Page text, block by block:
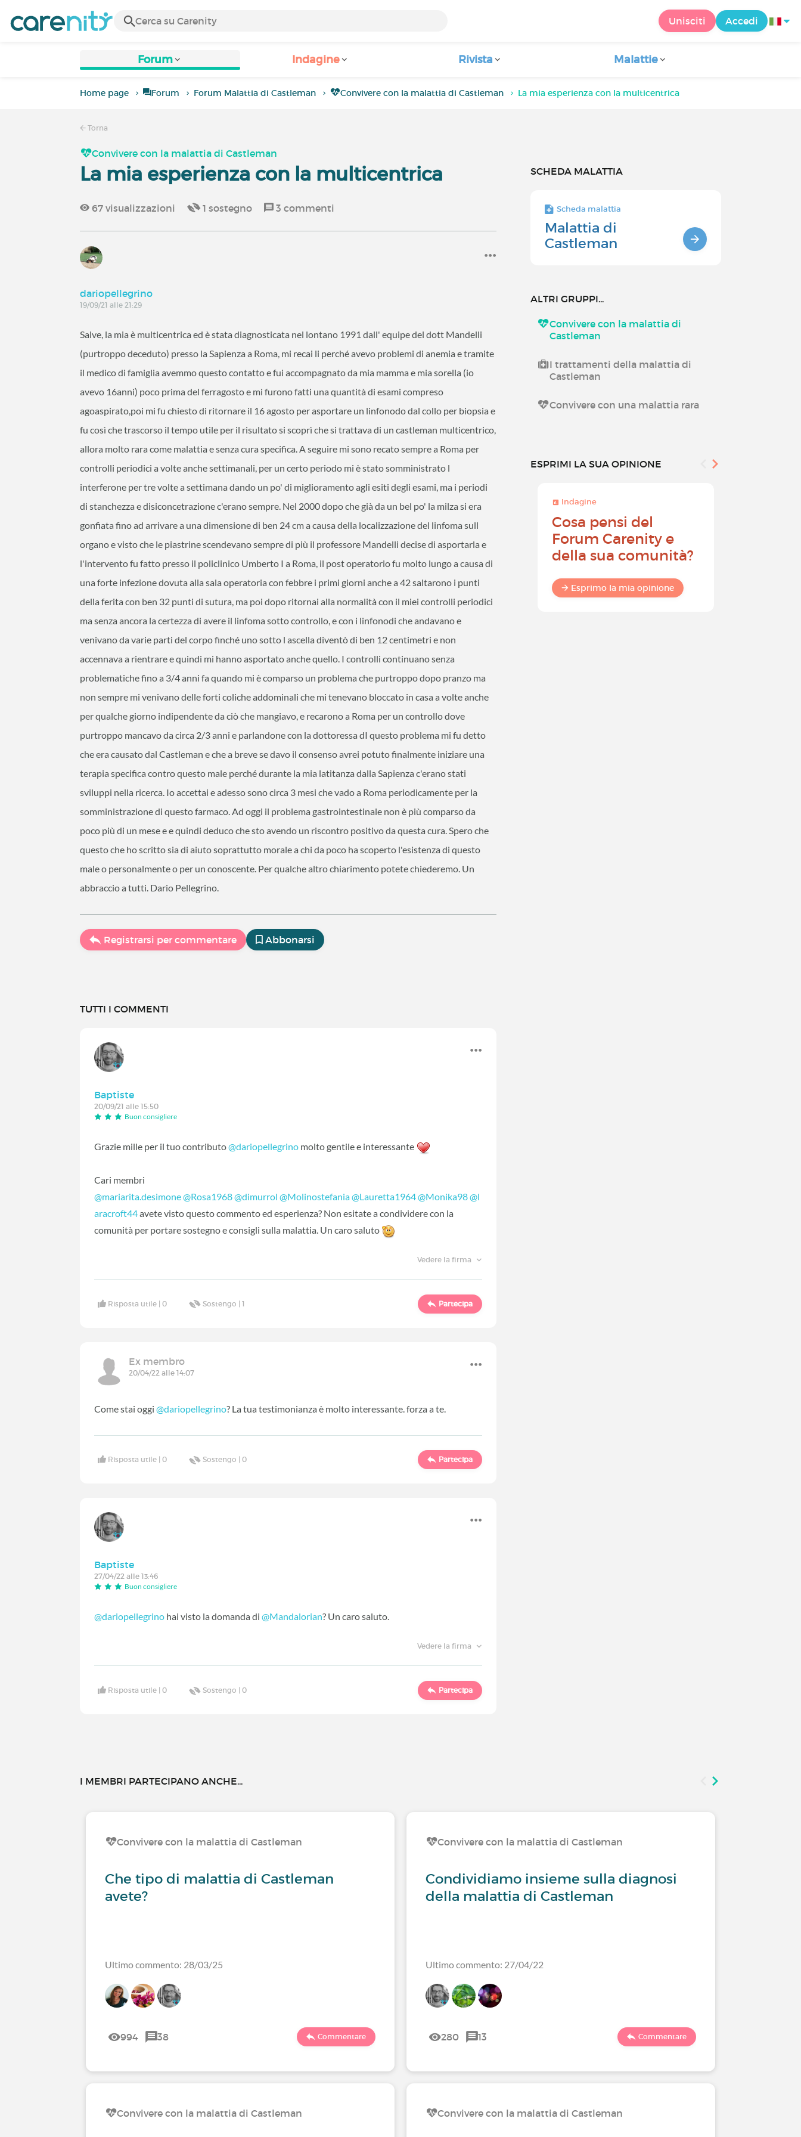
Unisciti Accedi
Forum Indagine Rivista Malattie
Home page Forum Forum Malattia di Castleman Convivere con la malattia di Castleman La mia esperienza con la multicentrica
Torna
Convivere con la malattia di Castleman
La mia esperienza con la multicentrica
67 visualizzazioni 1 sostegno 3 commenti
dariopellegrino
19/09/21 alle 21:29
Salve, la mia è multicentrica ed è stata diagnosticata nel lontano 1991 dall' equipe del dott Mandelli
(purtroppo deceduto) presso la Sapienza a Roma, mi recai li perché avevo problemi di anemia e tramite
il medico di famiglia avemmo questo contatto e fui accompagnato da mia mamma e mia sorella (io
avevo 16anni) poco prima del ferragosto e mi furono fatti una quantità di esami compreso
agoaspirato,poi mi fu chiesto di ritornare il 16 agosto per asportare un linfonodo dal collo per biopsia e
fu così che trascorso il tempo utile per il risultato si scoprì che si trattava di un castleman multicentrico,
allora molto rara come malattia e senza cura specifica. A seguire mi sono recato sempre a Roma per
controlli periodici a volte anche settimanali, per un certo periodo mi è stato somministrato l
interferone per tre volte a settimana dando un po' di miglioramento agli esiti degli esami, ma i periodi
di stanchezza e disiconcetrazione c'erano sempre. Nel 2000 dopo che già da un bel po' la milza si era
gonfiata fino ad arrivare a una dimensione di ben 24 cm a causa della localizzazione del linfoma sull
organo e visto che le piastrine scendevano sempre di più il professore Mandelli decise di asportarla e
l'intervento fu fatto presso il policlinico Umberto I a Roma, il post operatorio fu molto lungo a causa di
una forte infezione dovuta alla sala operatoria con febbre i primi giorni anche a 42 saltarono i punti
della ferita con ben 32 punti di sutura, ma poi dopo ritornai alla normalità con il miei controlli periodici
ma senza ancora la certezza di avere il linfoma sotto controllo, e con i linfonodi che andavano e
venivano da varie parti del corpo finché uno sotto l ascella diventò di ben 12 centimetri e non
accennava a rientrare e quindi mi hanno asportato anche quello. I controlli continuano senza
problematiche fino a 3/4 anni fa quando mi è comparso un problema che purtroppo dopo pranzo ma
non sempre mi venivano delle forti coliche addominali che mi tenevano bloccato in casa a volte anche
per qualche giorno indipendente da ciò che mangiavo, e recarono a Roma per un controllo dove
purtroppo mancavo da circa 2/3 anni e parlandone con la dottoressa dI questo problema mi fu detto
che era causato dal Castleman e che a breve se davo il consenso avrei potuto finalmente iniziare una
terapia specifica contro questo male perché durante la mia latitanza dalla Sapienza c'erano stati
sviluppi nella ricerca. Io accettai e adesso sono circa 3 mesi che vado a Roma periodicamente per la
somministrazione di questo farmaco. Ad oggi il problema gastrointestinale non è più comparso da
poco più di un mese e e quindi deduco che sto avendo un riscontro positivo da questa cura. Spero che
questo che ho scritto sia di aiuto soprattutto morale a chi da poco ha scoperto l'esistenza di questo
male o personalmente o per un conoscente. Per qualche altro chiarimento potete chiederemo. Un
abbraccio a tutti. Dario Pellegrino.
Registrarsi per commentare Abbonarsi
TUTTI I COMMENTI
Baptiste
20/09/21 alle 15:50
Buon consigliere
Grazie mille per il tuo contributo@dariopellegrino ‍ molto gentile e interessante
Cari membri
@mariarita.desimone‍@Rosa1968‍@dimurrol ‍@Molinostefania‍@Lauretta1964‍@Monika98‍@l
aracroft44‍ avete visto questo commento ed esperienza? Non esitate a condividere con la
comunità per portare sostegno e consigli sulla malattia. Un caro saluto
Vedere la firma
Risposta utile |0 Sostengo |1 Partecipa
Ex membro
20/04/22 alle 14:07
Come stai oggi@dariopellegrino? La tua testimonianza è molto interessante. forza a te.
Risposta utile |0 Sostengo |0 Partecipa
Baptiste
27/04/22 alle 13:46
Buon consigliere
@dariopellegrino hai visto la domanda di@Mandalorian? Un caro saluto.
Vedere la firma
Risposta utile |0 Sostengo |0 Partecipa
SCHEDA MALATTIA
Scheda malattia
Malattia di
Castleman
ALTRI GRUPPI...
Convivere con la malattia di
Castleman
I trattamenti della malattia di
Castleman
Convivere con una malattia rara
ESPRIMI LA SUA OPINIONE
Indagine
Cosa pensi del
Forum Carenity e
della sua comunità?
Esprimo la mia opinione
I MEMBRI PARTECIPANO ANCHE...
Convivere con la malattia di Castleman
Che tipo di malattia di Castleman
avete?
Ultimo commento: 28/03/25
994 38 Commentare
Convivere con la malattia di Castleman
Convivere con la malattia di Castleman
Condividiamo insieme sulla diagnosi
della malattia di Castleman
Ultimo commento: 27/04/22
280 13 Commentare
Convivere con la malattia di Castleman